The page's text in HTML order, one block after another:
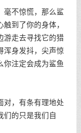
不惊慌，那么鲨
到了你的身体，
游走去寻找它的猎
浑身发抖，尖声惊
你注定会成为鲨鱼
，有条有理地处
们的只是我们自